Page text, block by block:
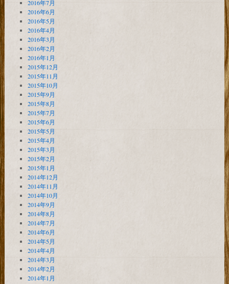
2016年7月
2016年6月
2016年5月
2016年4月
2016年3月
2016年2月
2016年1月
2015年12月
2015年11月
2015年10月
2015年9月
2015年8月
2015年7月
2015年6月
2015年5月
2015年4月
2015年3月
2015年2月
2015年1月
2014年12月
2014年11月
2014年10月
2014年9月
2014年8月
2014年7月
2014年6月
2014年5月
2014年4月
2014年3月
2014年2月
2014年1月